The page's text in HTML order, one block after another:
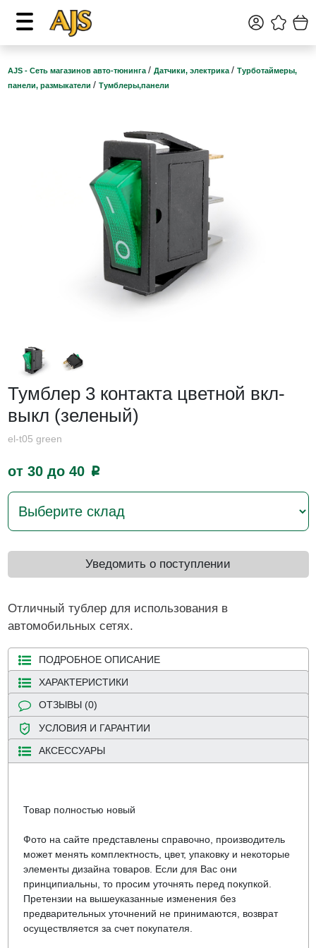
AJS - Сеть магазинов авто-тюнинга / Датчики, электрика / Турботаймеры,
панели, размыкатели / Тумблеры,панели
Тумблер 3 контакта цветной вкл-
выкл (зеленый)
el-t05 green
от 30 до 40 p
Уведомить о поступлении
Отличный тублер для использования в
автомобильных сетях.
ПОДРОБНОЕ ОПИСАНИЕ
ХАРАКТЕРИСТИКИ
ОТЗЫВЫ (0)
УСЛОВИЯ И ГАРАНТИИ
АКСЕССУАРЫ
Товар полностью новый
Фото на сайте представлены справочно, производитель
может менять комплектность, цвет, упаковку и некоторые
элементы дизайна товаров. Если для Вас они
принципиальны, то просим уточнять перед покупкой.
Претензии на вышеуказанные изменения без
предварительных уточнений не принимаются, возврат
осуществляется за счет покупателя.